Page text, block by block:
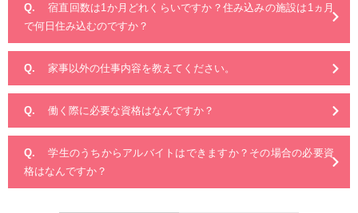
宿直回数は1か月どれくらいですか？住み込みの施設は1ヵ月
で何日住み込むのですか？
家事以外の仕事内容を教えてください。
働く際に必要な資格はなんですか？
学生のうちからアルバイトはできますか？その場合の必要資
格はなんですか？